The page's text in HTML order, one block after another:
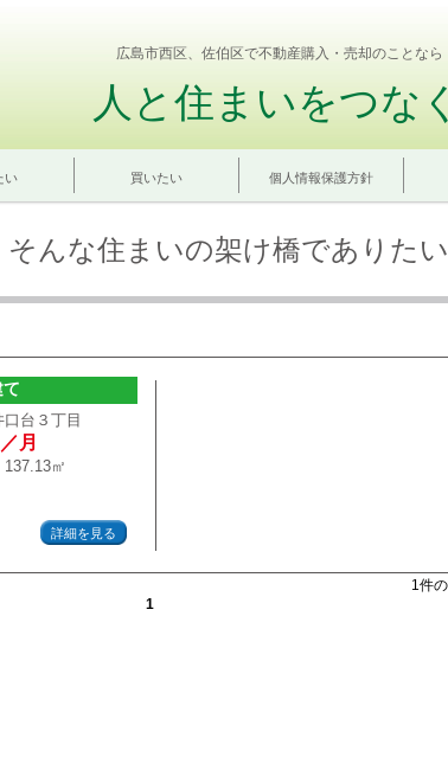
広島市西区、佐伯区で不動産購入・売却のことな
人と住まいをつな
い 買いたい 個人情報保護方針
んな住まいの架け橋でありたい
台３丁目
月
㎡
詳細を見る
1件
1